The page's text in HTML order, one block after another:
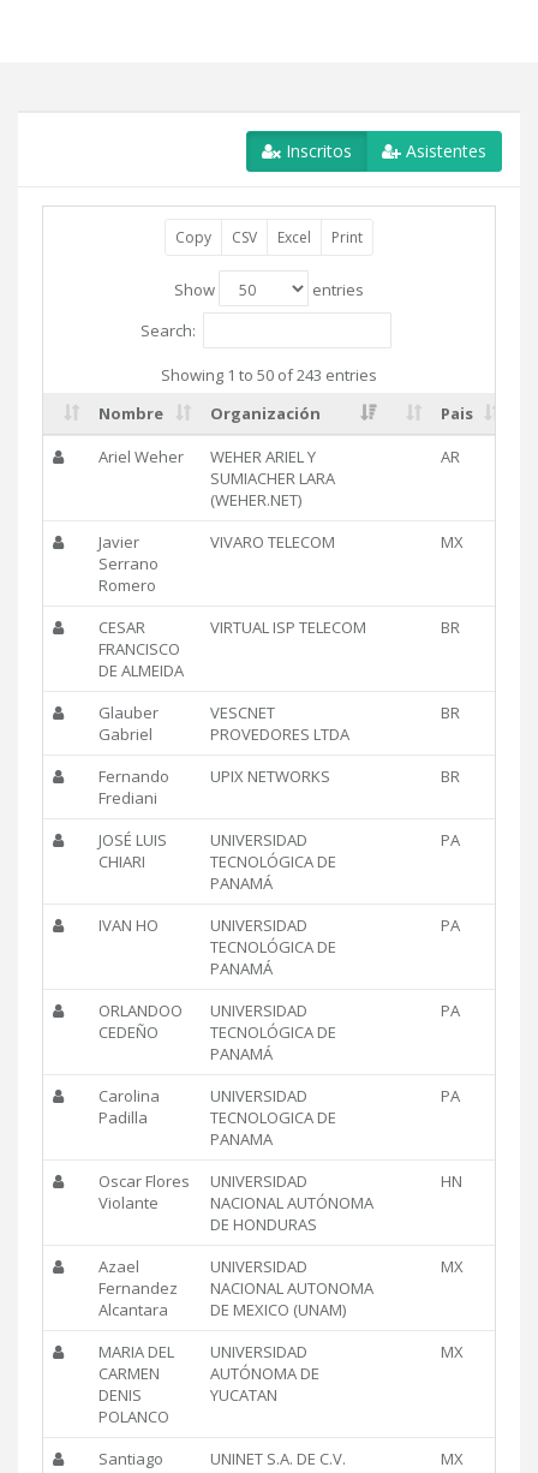
Inscritos Asistentes
Copy CSV Excel Print
Show
entries
Search:
Showing 1 to 50 of 243 entries
Nombre
Organización
Pais
Ariel Weher
WEHER ARIEL Y
SUMIACHER LARA
(WEHER.NET)
AR
Javier
Serrano
Romero
VIVARO TELECOM MX
CESAR
FRANCISCO
DE ALMEIDA
VIRTUAL ISP TELECOM BR
Glauber
Gabriel
VESCNET
PROVEDORES LTDA
BR
Fernando
Frediani
UPIX NETWORKS BR
JOSÉ LUIS
CHIARI
UNIVERSIDAD
TECNOLÓGICA DE
PANAMÁ
PA
IVAN HO
UNIVERSIDAD
TECNOLÓGICA DE
PANAMÁ
PA
ORLANDOO
CEDEÑO
UNIVERSIDAD
TECNOLÓGICA DE
PANAMÁ
PA
Carolina
Padilla
UNIVERSIDAD
TECNOLOGICA DE
PANAMA
PA
Oscar Flores
Violante
UNIVERSIDAD
NACIONAL AUTÓNOMA
DE HONDURAS
HN
Azael
Fernandez
Alcantara
UNIVERSIDAD
NACIONAL AUTONOMA
DE MEXICO (UNAM)
MX
MARIA DEL
CARMEN
DENIS
POLANCO
UNIVERSIDAD
AUTÓNOMA DE
YUCATAN
MX
Santiago
UNINET S.A. DE C.V. MX